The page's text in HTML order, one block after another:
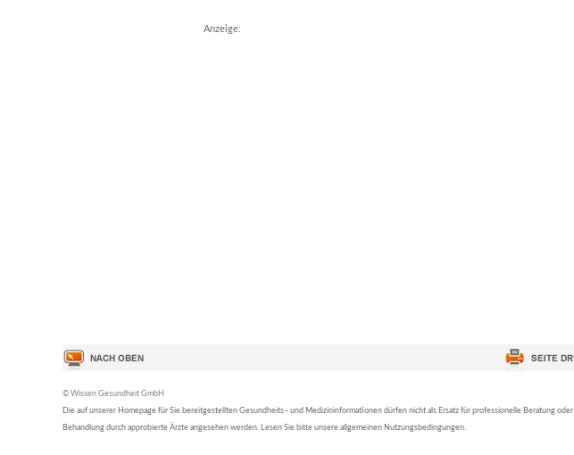
Anzeige:
© Wissen Gesundheit GmbH
Die auf unserer Homepage für Sie bereitgestellten Gesundheits– und Medizininformationen dürfen nicht als Ersatz für professionelle Beratung oder
Behandlung durch approbierte Ärzte angesehen werden. Lesen Sie bitte unsere allgemeinen Nutzungsbedingungen.